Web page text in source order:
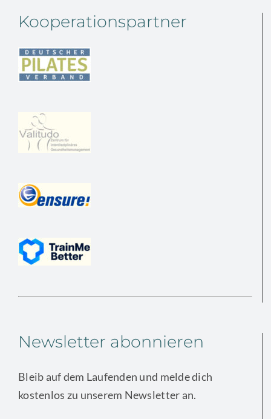
Kooperationspartner
Newsletter abonnieren
Bleib auf dem Laufenden und melde dich
kostenlos zu unserem Newsletter an.